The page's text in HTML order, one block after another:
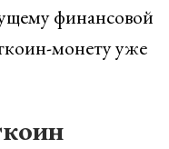
финансовой
монету уже